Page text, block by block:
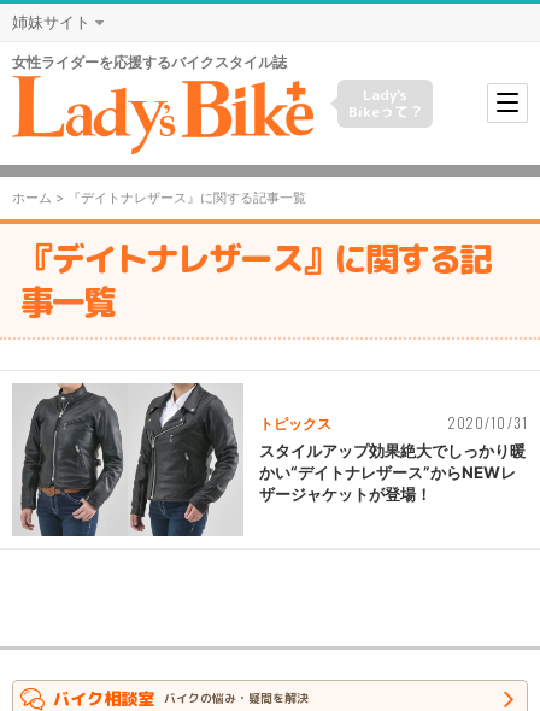
姉妹サイト
女性ライダーを応援するバイクスタイル誌
Lady's
Bikeって？
ホーム > 『デイトナレザース』に関する記事一覧
『デイトナレザース』に関する記
事一覧
トピックス 2020/10/31
スタイルアップ効果絶大でしっかり暖
かい“デイトナレザース”からNEWレ
ザージャケットが登場！
バイク相談室 バイクの悩み・疑問を解決